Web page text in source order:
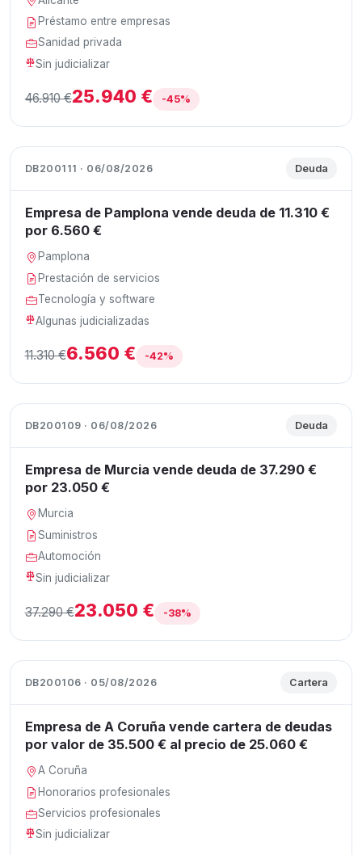
Préstamo entre empresas
Sanidad privada
Sin judicializar
46.910 €25.940 € -45%
DB200111 · 06/08/2026 Deuda
Empresa de Pamplona vende deuda de 11.310 €
por 6.560 €
Pamplona
Prestación de servicios
Tecnología y software
Algunas judicializadas
11.310 €6.560 € -42%
DB200109 · 06/08/2026 Deuda
Empresa de Murcia vende deuda de 37.290 €
por 23.050 €
Murcia
Suministros
Automoción
Sin judicializar
37.290 €23.050 € -38%
DB200106 · 05/08/2026 Cartera
Empresa de A Coruña vende cartera de deudas
por valor de 35.500 € al precio de 25.060 €
A Coruña
Honorarios profesionales
Servicios profesionales
Sin judicializar